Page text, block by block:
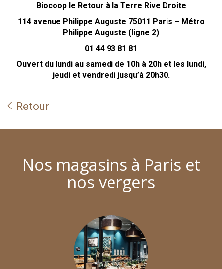
Biocoop le Retour à la Terre Rive Droite
114 avenue Philippe Auguste 75011 Paris – Métro
Philippe Auguste (ligne 2)
01 44 93 81 81
Ouvert du lundi au samedi de 10h à 20h et les lundi,
jeudi et vendredi jusqu’à 20h30.
Retour
Nos magasins à Paris et
nos vergers